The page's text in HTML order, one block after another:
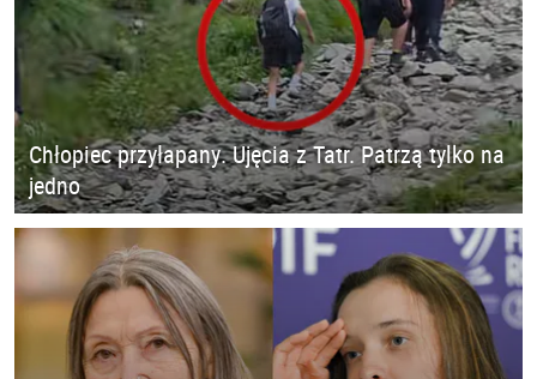
Chłopiec przyłapany. Ujęcia z Tatr. Patrzą tylko na
jedno